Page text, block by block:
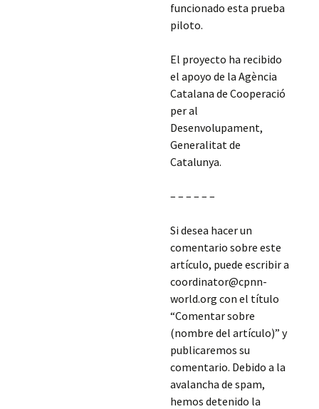
funcionado esta prueba
piloto.
El proyecto ha recibido
el apoyo de la Agència
Catalana de Cooperació
per al
Desenvolupament,
Generalitat de
Catalunya.
– – – – – –
Si desea hacer un
comentario sobre este
artículo, puede escribir a
coordinator@cpnn-
world.org con el título
“Comentar sobre
(nombre del artículo)” y
publicaremos su
comentario. Debido a la
avalancha de spam,
hemos detenido la